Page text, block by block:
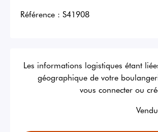
Référence : S41908
Les informations logistiques étant
géographique de votre
vous connecter ou